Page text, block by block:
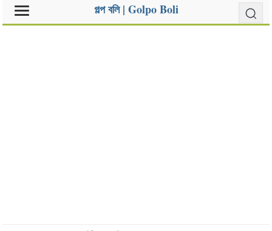
গল্প বলি | Golpo Boli